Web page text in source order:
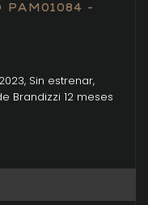
-
Sin estrenar,
Brandizzi 12 meses